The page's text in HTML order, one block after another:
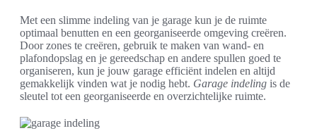
Met een slimme indeling van je garage kun je de ruimte
optimaal benutten en een georganiseerde omgeving creëren.
Door zones te creëren, gebruik te maken van wand- en
plafondopslag en je gereedschap en andere spullen goed te
organiseren, kun je jouw garage efficiënt indelen en altijd
gemakkelijk vinden wat je nodig hebt. Garage indeling is de
sleutel tot een georganiseerde en overzichtelijke ruimte.